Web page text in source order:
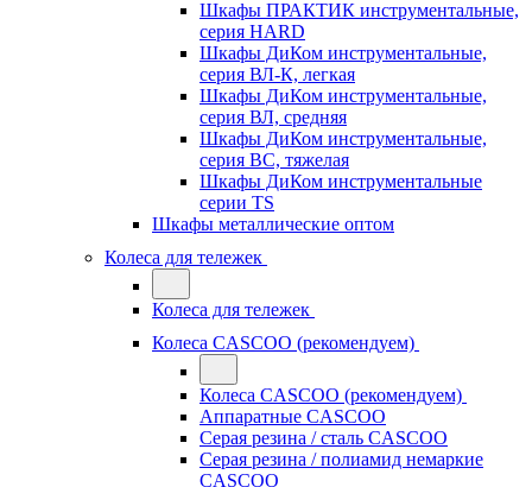
Шкафы ПРАКТИК инструментальные,
серия HARD
Шкафы ДиКом инструментальные,
cерия ВЛ-К, легкая
Шкафы ДиКом инструментальные,
серия ВЛ, средняя
Шкафы ДиКом инструментальные,
серия ВС, тяжелая
Шкафы ДиКом инструментальные
серии TS
Шкафы металлические оптом
Колеса для тележек
Колеса для тележек
Колеса CASCOO (рекомендуем)
Колеса CASCOO (рекомендуем)
Аппаратные CASCOO
Серая резина / сталь CASCOO
Серая резина / полиамид немаркие
CASCOO